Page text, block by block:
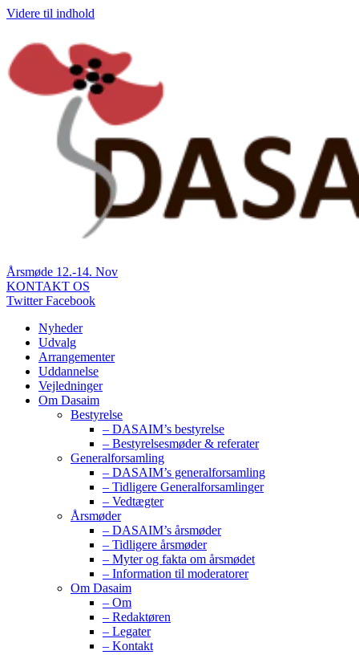
Videre til indhold
Årsmøde 12.-14. Nov
KONTAKT OS
Twitter Facebook
Nyheder
Udvalg
Arrangementer
Uddannelse
Vejledninger
Om Dasaim
Bestyrelse
– DASAIM’s bestyrelse
– Bestyrelsesmøder & referater
Generalforsamling
– DASAIM’s generalforsamling
– Tidligere Generalforsamlinger
– Vedtægter
Årsmøder
– DASAIM’s årsmøder
– Tidligere årsmøder
– Myter og fakta om årsmødet
– Information til moderatorer
Om Dasaim
– Om
– Redaktøren
– Legater
– Kontakt